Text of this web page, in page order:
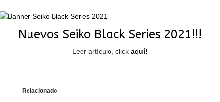
Nuevos Seiko Black Series 2021!!!
Leer artículo, click aquí!
Relacionado